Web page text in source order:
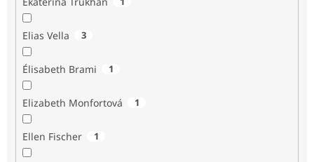
Elias Vella 3
Élisabeth Brami 1
Elizabeth Monfortová 1
Ellen Fischer 1